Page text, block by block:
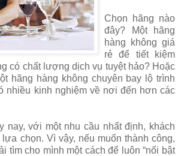
Chọn hãng nào
đây? Một hãng
hàng không giá
rẻ để tiết kiệm
có chất lượng dịch vụ tuyệt hảo? Hoặc
hãng hàng không chuyên bay lộ trình
nhiều kinh nghiệm về nơi đến hơn các
nay, với một nhu cầu nhất định, khách
chọn. Vì vậy, nếu muốn thành công,
tìm cho mình một cách để luôn “nổi bật